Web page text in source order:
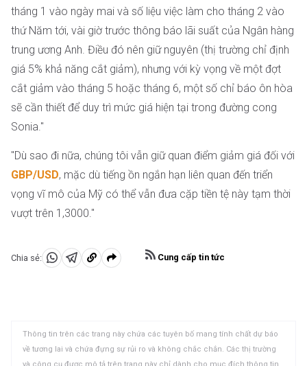
tháng 1 vào ngày mai và số liệu việc làm cho tháng 2 vào
thứ Năm tới, vài giờ trước thông báo lãi suất của Ngân hàng
trung ương Anh. Điều đó nên giữ nguyên (thị trường chỉ định
giá 5% khả năng cắt giảm), nhưng với kỳ vọng về một đợt
cắt giảm vào tháng 5 hoặc tháng 6, một số chỉ báo ôn hòa
sẽ cần thiết để duy trì mức giá hiện tại trong đường cong
Sonia."
"Dù sao đi nữa, chúng tôi vẫn giữ quan điểm giảm giá đối với
GBP/USD, mặc dù tiếng ồn ngắn hạn liên quan đến triển
vọng vĩ mô của Mỹ có thể vẫn đưa cặp tiền tệ này tạm thời
vượt trên 1,3000."
Chia sẻ:
Chia Chia Sao
tạm
Cung cấp tin tức
Thông tin trên các trang này chứa các tuyên bố mang tính chất dự báo
về tương lai và chứa đựng sự rủi ro và không chắc chắn. Các thị trường
và công cụ được mô tả trên trang này chỉ dành cho mục đích thông tin